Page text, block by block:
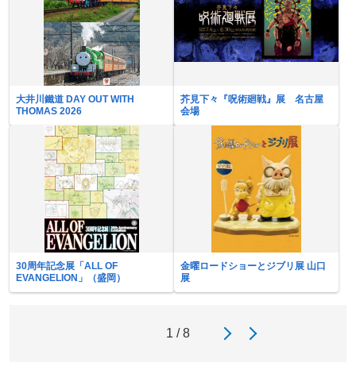
大井川鐵道 DAY OUT WITH
THOMAS 2026
芥見下々『呪術廻戦』展 名古屋
会場
30周年記念展「ALL OF
EVANGELION」（盛岡）
金曜ロードショーとジブリ展 山口
展
1 / 8